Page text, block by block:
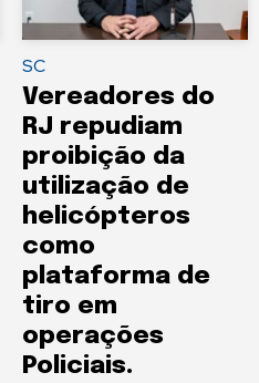
SC
Vereadores do
RJ repudiam
proibição da
utilização de
helicópteros
como
plataforma de
tiro em
operações
Policiais.